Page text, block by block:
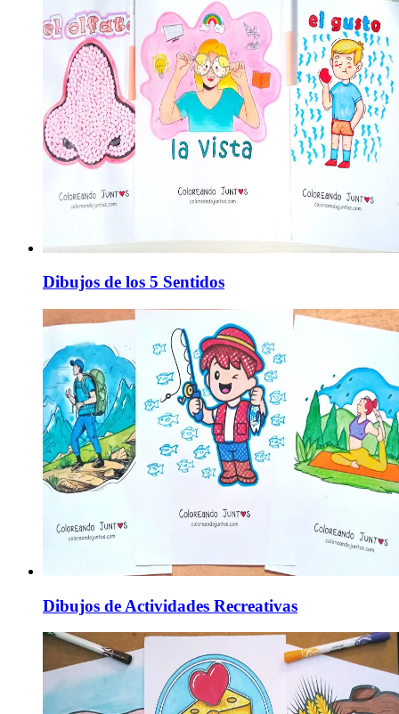
Dibujos de los 5 Sentidos
Dibujos de Actividades Recreativas